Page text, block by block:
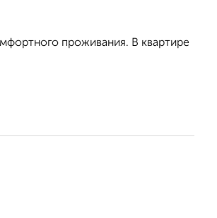
проживания. В квартире